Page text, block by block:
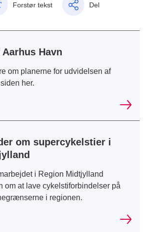
Forstør tekst Del
Havn
om planerne for udvidelsen af
her.
om supercykelstier i
i Region Midtjylland
om at lave cykelstiforbindelser på
i regionen.